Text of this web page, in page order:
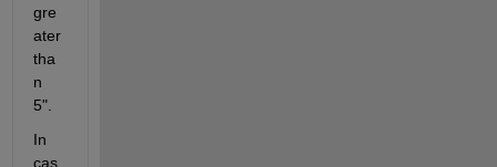
gre
ater
tha
n
5".
In
cas